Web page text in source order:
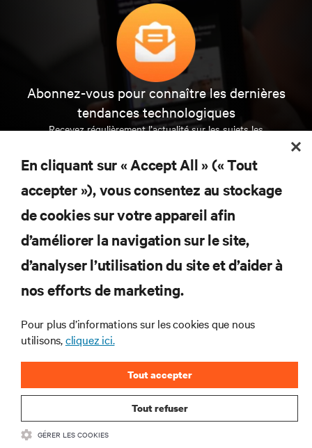
Abonnez-vous pour connaître les dernières
tendances technologiques
Recevez régulièrement l’actualité sur les sujets les
interventions et avis de nos experts sur la gestion,
l’alimentation et le refroidissement des data centers
et des infrastructures informatiques critiques.
S’INSCRIRE MAINTENANT
RESSOURCES
SOCIÉTÉ
CONTACTEZ-NOUS
En cliquant sur « Accept All » (« Tout
accepter »), vous consentez au stockage
de cookies sur votre appareil afin
d’améliorer la navigation sur le site,
d’analyser l’utilisation du site et d’aider à
nos efforts de marketing.
Pour plus d’informations sur les cookies que nous
utilisons,cliquez ici.
Tout refuser
Tout accepter
GÉRER LES COOKIES